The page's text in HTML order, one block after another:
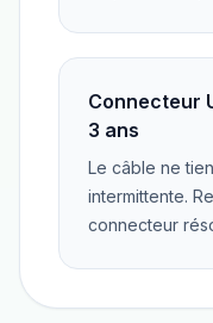
Connecteur
3 ans
Le câble ne
intermittente.
connecteur